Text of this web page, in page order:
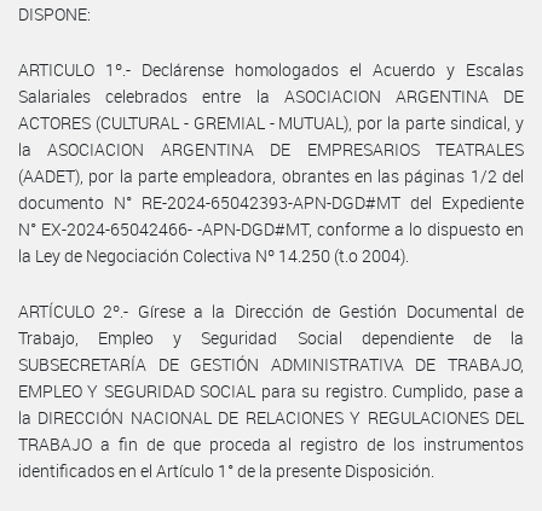
DISPONE:
ARTICULO 1º.- Declárense homologados el Acuerdo y Escalas
Salariales celebrados entre la ASOCIACION ARGENTINA DE
ACTORES (CULTURAL - GREMIAL - MUTUAL), por la parte sindical, y
la ASOCIACION ARGENTINA DE EMPRESARIOS TEATRALES
(AADET), por la parte empleadora, obrantes en las páginas 1/2 del
documento N° RE-2024-65042393-APN-DGD#MT del Expediente
N° EX-2024-65042466- -APN-DGD#MT, conforme a lo dispuesto en
la Ley de Negociación Colectiva Nº 14.250 (t.o 2004).
ARTÍCULO 2º.- Gírese a la Dirección de Gestión Documental de
Trabajo, Empleo y Seguridad Social dependiente de la
SUBSECRETARÍA DE GESTIÓN ADMINISTRATIVA DE TRABAJO,
EMPLEO Y SEGURIDAD SOCIAL para su registro. Cumplido, pase a
la DIRECCIÓN NACIONAL DE RELACIONES Y REGULACIONES DEL
TRABAJO a fin de que proceda al registro de los instrumentos
identificados en el Artículo 1° de la presente Disposición.